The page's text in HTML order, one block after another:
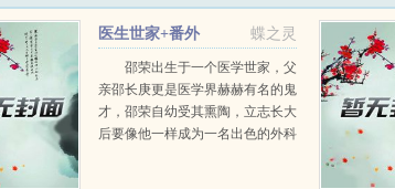
蝶之灵
医生世家+番外
邵荣出生于一个医学世家，父
亲邵长庚更是医学界赫赫有名的鬼
才，邵荣自幼受其熏陶，立志长大
后要像他一样成为一名出色的外科